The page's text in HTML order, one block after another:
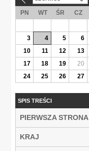
PN WT ŚR CZ
3
4 5 6
10
11 12 13
17
18 19 20
24
25 26 27
SPIS TREŚCI
PIERWSZA STRONA
KRAJ